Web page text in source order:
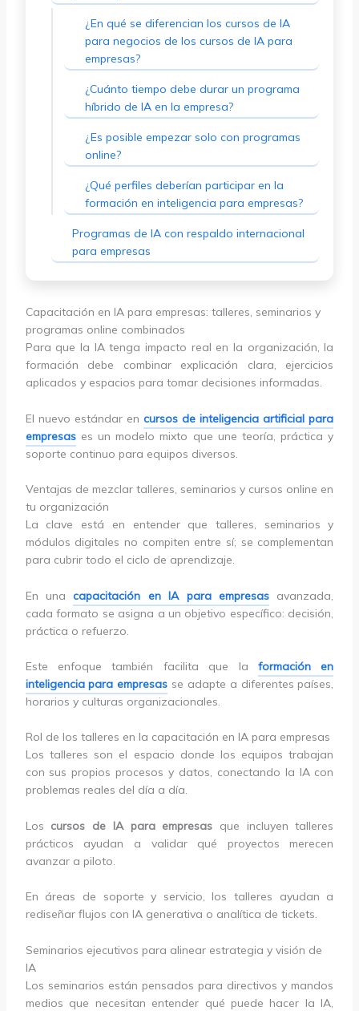
¿En qué se diferencian los cursos de IA
para negocios de los cursos de IA para
empresas?
¿Cuánto tiempo debe durar un programa
híbrido de IA en la empresa?
¿Es posible empezar solo con programas
online?
¿Qué perfiles deberían participar en la
formación en inteligencia para empresas?
Programas de IA con respaldo internacional
para empresas
Capacitación en IA para empresas: talleres, seminarios y
programas online combinados
Para que la IA tenga impacto real en la organización, la
formación debe combinar explicación clara, ejercicios
aplicados y espacios para tomar decisiones informadas.
El nuevo estándar en cursos de inteligencia artificial para
empresases un modelo mixto que une teoría, práctica y
soporte continuo para equipos diversos.
Ventajas de mezclar talleres, seminarios y cursos online en
tu organización
La clave está en entender que talleres, seminarios y
módulos digitales no compiten entre sí; se complementan
para cubrir todo el ciclo de aprendizaje.
En unacapacitación en IA para empresas avanzada,
cada formato se asigna a un objetivo específico: decisión,
práctica o refuerzo.
Este enfoque también facilita que laformación en
inteligencia para empresas se adapte a diferentes países,
horarios y culturas organizacionales.
Rol de los talleres en la capacitación en IA para empresas
Los talleres son el espacio donde los equipos trabajan
con sus propios procesos y datos, conectando la IA con
problemas reales del día a día.
Los cursos de IA para empresas que incluyen talleres
prácticos ayudan a validar qué proyectos merecen
avanzar a piloto.
En áreas de soporte y servicio, los talleres ayudan a
rediseñar flujos con IA generativa o analítica de tickets.
Seminarios ejecutivos para alinear estrategia y visión de
IA
Los seminarios están pensados para directivos y mandos
medios que necesitan entender qué puede hacer la IA,